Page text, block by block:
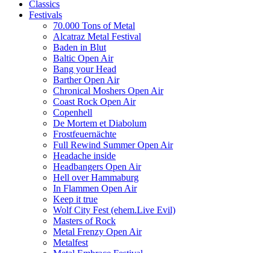
Classics
Festivals
70.000 Tons of Metal
Alcatraz Metal Festival
Baden in Blut
Baltic Open Air
Bang your Head
Barther Open Air
Chronical Moshers Open Air
Coast Rock Open Air
Copenhell
De Mortem et Diabolum
Frostfeuernächte
Full Rewind Summer Open Air
Headache inside
Headbangers Open Air
Hell over Hammaburg
In Flammen Open Air
Keep it true
Wolf City Fest (ehem.Live Evil)
Masters of Rock
Metal Frenzy Open Air
Metalfest